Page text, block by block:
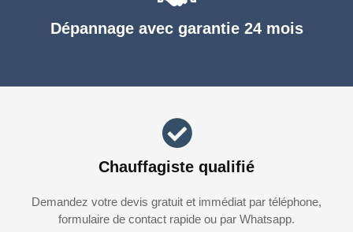
Dépannage avec garantie 24 mois
Chauffagiste qualifié
Demandez votre devis gratuit et immédiat par téléphone,
formulaire de contact rapide ou par Whatsapp.